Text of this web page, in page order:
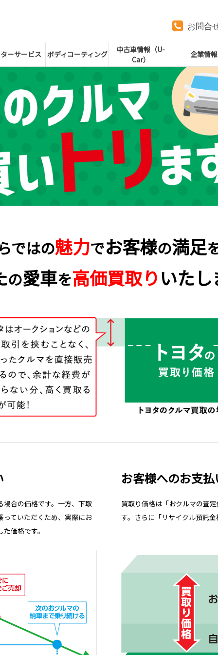
お問合
ーサービス ボディコーティング
中古車情報（U-
Car）
企業情報
ではの魅力でお客様の満足
の愛車を高価買取りいたし
合の価格です。一方、下取
ていただくため、実際にお
価格です。
お客様へのお支
買取り価格は「おクルマの査
す。さらに「リサイクル預託